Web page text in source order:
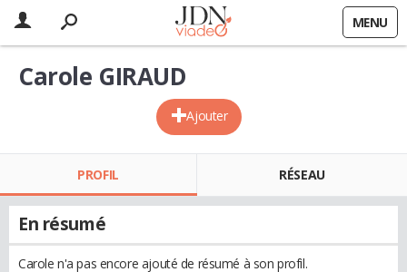
MENU
Ajouter
Carole GIRAUD
PROFIL RÉSEAU
En résumé
Carole n'a pas encore ajouté de résumé à son profil.